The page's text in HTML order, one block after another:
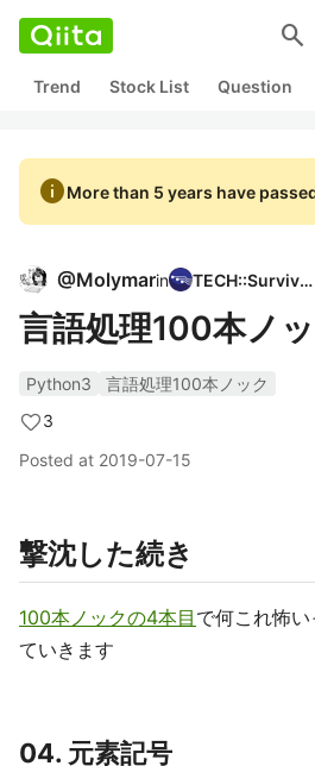
search
Trend Stock List Question
infoMore than 5 years have
@Molymarin TECH::Survivor
言語処理100本ノ
Python3
言語処理100本ノック
3
Posted at 2019-07-15
撃沈した続き
100本ノックの4本目 で何これ怖
ていきます
04. 元素記号